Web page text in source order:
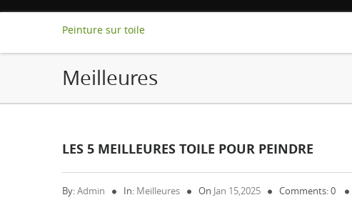
Peinture sur toile
Meilleures
LES 5 MEILLEURES TOILE POUR PEINDRE
By:Admin In: Meilleures On Jan 15,2025 Comments: 0